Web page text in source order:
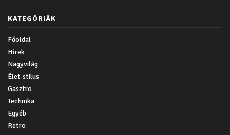
KATEGÓRIÁK
Főoldal
Hírek
Nagyvilág
Élet-stílus
Gasztro
Technika
Egyéb
Retro